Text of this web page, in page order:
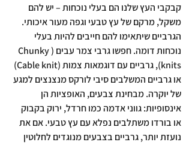
קבקבי העץ שלנו הם בעלי נוכחות – יש להם
משקל, מרקם של עץ טבעי וגפה מעור איכותי.
הגרביים שיתאימו להם חייבים להיות בעלי
נוכחות דומה. חפשו גרבי צמר עבים (Chunky
knits), גרביים עם דוגמאות צמות (Cable knit)
או גרביים המשלבים סיבי לורקס מנצנצים למגע
של יוקרה. מבחינת צבעים, האופציות הן
אינסופיות: גווני אדמה כמו חרדל, ירוק בקבוק
או בורדו משתלבים נפלא עם עץ טבעי. אם את
נועזת יותר, גרביים בצבעים מנוגדים לחלוטין